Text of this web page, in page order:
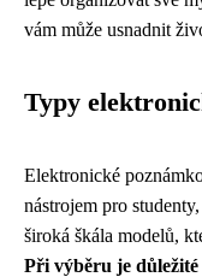
vám může usnadnit
Typy
Elektronické
nástrojem pro
široká škála modelů,
Při výběru je